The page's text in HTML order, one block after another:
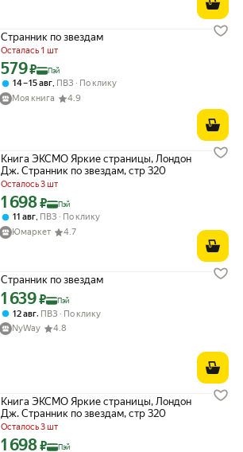
Странник по звездам
Осталась 1 шт
Цена с картой Яндекс Пэй 579 ₽ вместо
579₽ Пэй
14 – 15 авг, ПВЗ
По клику
Моя книга
4.9
Книга ЭКСМО Яркие страницы, Лондон
Дж. Странник по звездам, стр 320
Осталось 3 шт
Цена с картой Яндекс Пэй 1698 ₽ вместо
1 698₽ Пэй
11 авг ПВЗ
По клику
Юмаркет
4.7
Странник по звездам
Цена с картой Яндекс Пэй 1639 ₽ вместо
1 639₽ Пэй
12 авг, ПВЗ
По клику
NyWay
4.8
Книга ЭКСМО Яркие страницы, Лондон
Дж. Странник по звездам, стр 320
Осталось 3 шт
Цена с картой Яндекс Пэй 1698 ₽ вместо
1 698₽ Пэй